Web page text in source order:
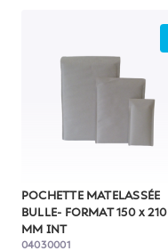
POCHETTE MATELASSÉE
BULLE- FORMAT 150 x 210
MM INT
04030001